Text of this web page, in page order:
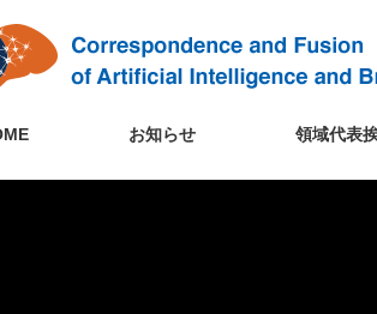
お知らせ 領域代表